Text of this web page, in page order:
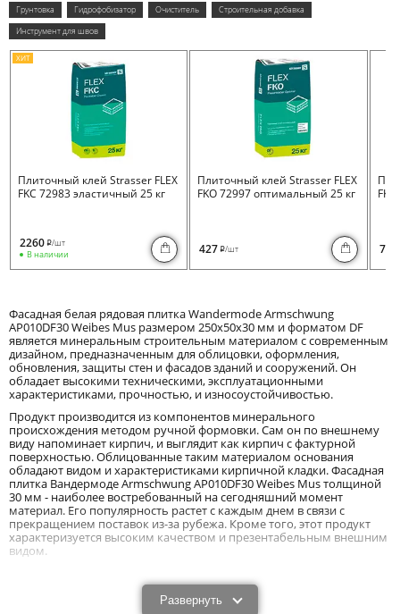
Грунтовка
Гидрофобизатор Очиститель
Строительная добавка
Инструмент для швов
ХИТ
Плиточный клей Strasser FLEX
FKC 72983 эластичный 25 кг
2260 i/шт
В наличии
Плиточный клей Strasser FLEX
FKO 72997 оптимальный 25 кг
427 i/шт 730
Фасадная белая рядовая плитка Wandermode Armschwung
AP010DF30 Weibes Mus размером 250x50x30 мм и форматом DF
является минеральным строительным материалом с современным
дизайном, предназначенным для облицовки, оформления,
обновления, защиты стен и фасадов зданий и сооружений. Он
обладает высокими техническими, эксплуатационными
характеристиками, прочностью, и износоустойчивостью.
Продукт производится из компонентов минерального
происхождения методом ручной формовки. Сам он по внешнему
виду напоминает кирпич, и выглядит как кирпич с фактурной
поверхностью. Облицованные таким материалом основания
обладают видом и характеристиками кирпичной кладки. Фасадная
плитка Вандермоде Armschwung AP010DF30 Weibes Mus толщиной
30 мм - наиболее востребованный на сегодняшний момент
материал. Его популярность растет с каждым днем в связи с
прекращением поставок из-за рубежа. Кроме того, этот продукт
характеризуется высоким качеством и презентабельным внешним
видом.
Характеристики и преимущества фасадной
плитки Wandermode Armschwung AP010DF30
Развернуть